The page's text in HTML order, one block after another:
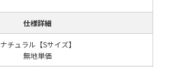
仕様詳細
ナチュラル【Sサイズ】
無地単価